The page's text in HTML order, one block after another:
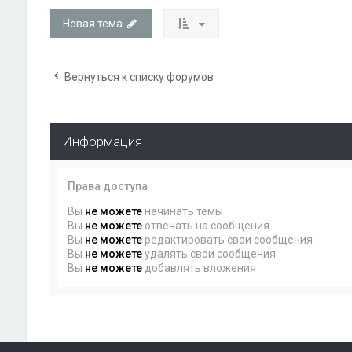
Новая тема
Вернуться к списку форумов
Информация
Права доступа
Вы не можетеначинать темы
Вы не можетеотвечать на сообщения
Вы не можетередактировать свои сообщения
Вы не можетеудалять свои сообщения
Вы не можетедобавлять вложения